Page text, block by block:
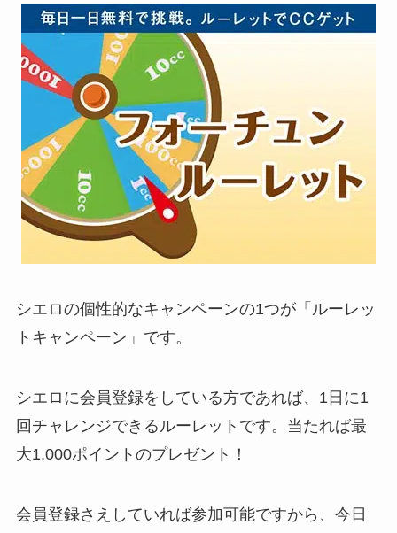
シエロの個性的なキャンペーンの1つが「ルーレッ
トキャンペーン」です。
シエロに会員登録をしている方であれば、1日に1
回チャレンジできるルーレットです。当たれば最
大1,000ポイントのプレゼント！
会員登録さえしていれば参加可能ですから、今日